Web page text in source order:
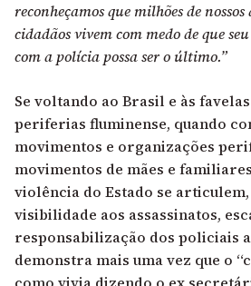
reconheçamos que milhões de
cidadãos vivem com medo de que
com a polícia possa ser o último.”
Se voltando ao Brasil e às
periferias fluminense, quando
movimentos e organizações
movimentos de mães e
violência do Estado se
visibilidade aos assassinatos,
responsabilização dos policiais
demonstra mais uma vez que o